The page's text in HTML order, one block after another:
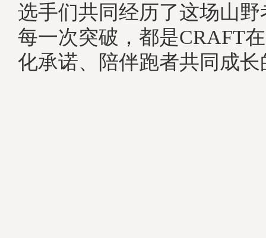
选手们共同经历了这场山
每一次突破，都是CRAFT
化承诺、陪伴跑者共同成